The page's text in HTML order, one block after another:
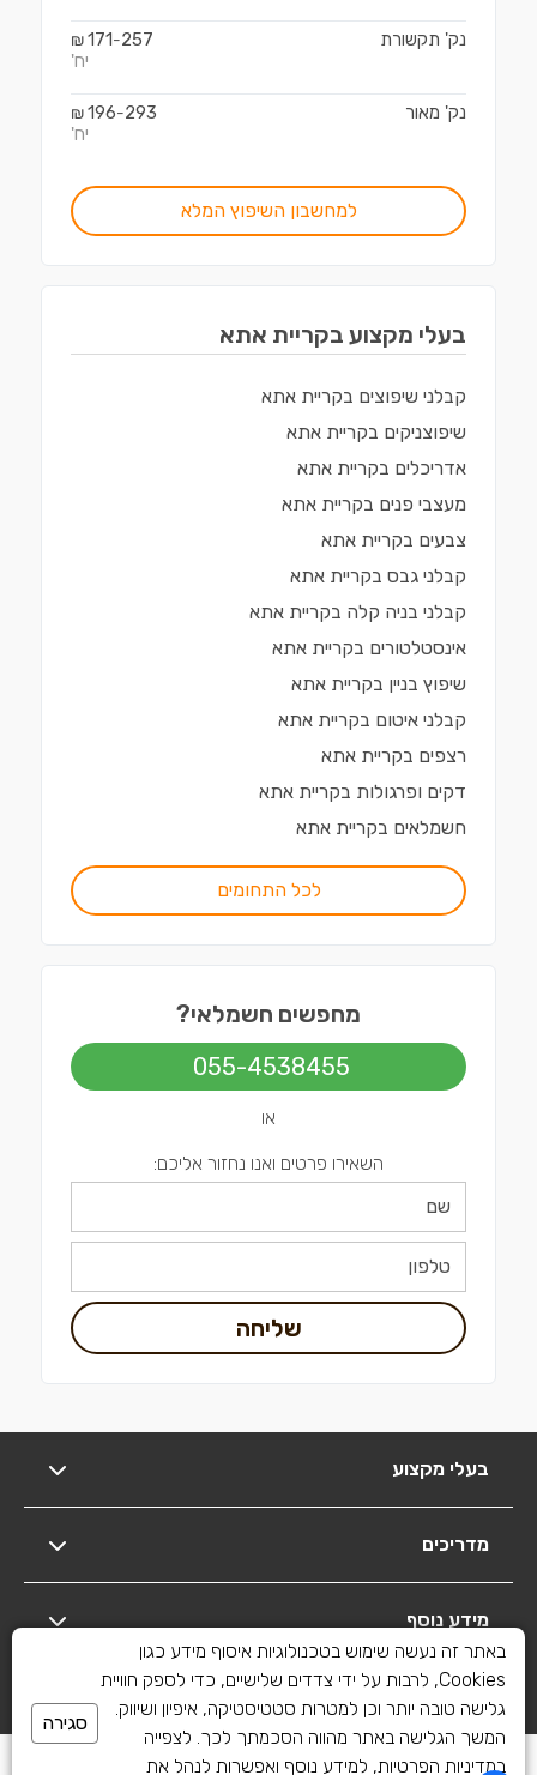
נק' תקשורת 171-257
₪
יח'
נק' מאור 196-293
₪
יח'
למחשבון השיפוץ המלא
בעלי מקצוע בקריית אתא
קבלני שיפוצים בקריית אתא
שיפוצניקים בקריית אתא
אדריכלים בקריית אתא
מעצבי פנים בקריית אתא
צבעים בקריית אתא
קבלני גבס בקריית אתא
קבלני בניה קלה בקריית אתא
אינסטלטורים בקריית אתא
שיפוץ בניין בקריית אתא
קבלני איטום בקריית אתא
רצפים בקריית אתא
דקים ופרגולות בקריית אתא
חשמלאים בקריית אתא
לכל התחומים
מחפשים חשמלאי?
055-4538455
או
השאירו פרטים ואנו נחזור אליכם:
שליחה
בעלי מקצוע
מדריכים
מידע נוסף
יצירת קשר
כל הזכויות שמורות לשיפוצים פלוס 2010-2026
באתר זה נעשה שימוש בטכנולוגיות איסוף מידע כגון
Cookies, לרבות על ידי צדדים שלישיים, כדי לספק חוויית
גלישה טובה יותר וכן למטרות סטטיסטיקה, איפיון ושיווק.
המשך הגלישה באתר מהווה הסכמתך לכך. לצפייה
במדיניות הפרטיות, למידע נוסף ואפשרות לנהל את
סגירה